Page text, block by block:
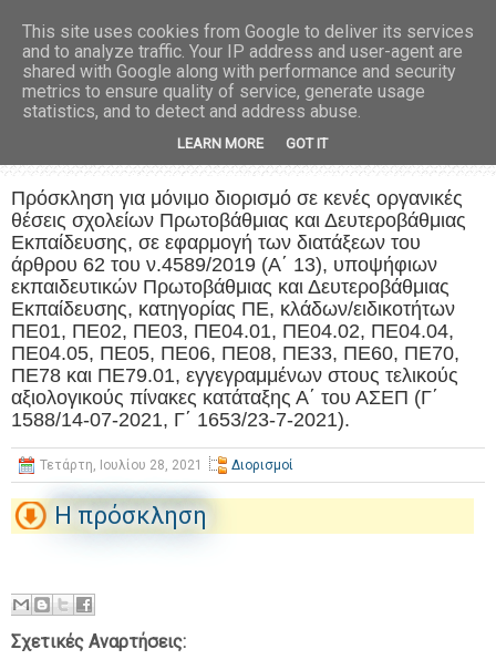
Πρόσκληση για μόνιμο διορισμό σε κενές οργανικές
θέσεις σχολείων Πρωτοβάθμιας και Δευτεροβάθμιας
Εκπαίδευσης, σε εφαρμογή των διατάξεων του
άρθρου 62 του ν.4589/2019 (Α΄ 13), υποψήφιων
εκπαιδευτικών Πρωτοβάθμιας και Δευτεροβάθμιας
Εκπαίδευσης, κατηγορίας ΠΕ, κλάδων/ειδικοτήτων
ΠΕ01, ΠΕ02, ΠΕ03, ΠΕ04.01, ΠΕ04.02, ΠΕ04.04,
ΠΕ04.05, ΠΕ05, ΠΕ06, ΠΕ08, ΠΕ33, ΠΕ60, ΠΕ70,
ΠΕ78 και ΠΕ79.01, εγγεγραμμένων στους τελικούς
αξιολογικούς πίνακες κατάταξης Α΄ του ΑΣΕΠ (Γ΄
1588/14-07-2021, Γ΄ 1653/23-7-2021).
Τετάρτη, Ιουλίου 28, 2021 Διορισμοί
Η πρόσκληση
Σχετικές Αναρτήσεις:
This site uses cookies from Google to deliver its services
and to analyze traffic. Your IP address and user-agent are
shared with Google along with performance and security
metrics to ensure quality of service, generate usage
statistics, and to detect and address abuse.
LEARN MORE GOT IT